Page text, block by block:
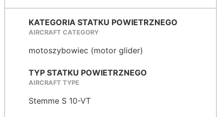
KATEGORIA STATKU POWIETRZNEGO
AIRCRAFT CATEGORY
motoszybowiec (motor glider)
TYP STATKU POWIETRZNEGO
AIRCRAFT TYPE
Stemme S 10-VT